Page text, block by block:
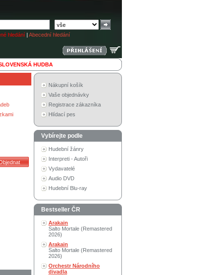
hledání | Abecední hledání
HUDBA
Nákupní košík
Vaše objednávky
Registrace zákazníka
Hlídací pes
Vybírejte podle
Hudební žánry
Interpreti - Autoři
Vydavatelé
Audio DVD
Hudební Blu-ray
Bestseller ČR
Arakain
Salto Mortale (Remastered
2026)
Arakain
Salto Mortale (Remastered
2026)
Orchestr Národního
divadla